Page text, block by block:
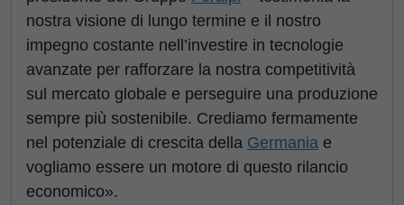
nostra visione di lungo termine e il nostro
impegno costante nell’investire in tecnologie
avanzate per rafforzare la nostra competitività
sul mercato globale e perseguire una produzione
sempre più sostenibile. Crediamo fermamente
nel potenziale di crescita della Germania e
vogliamo essere un motore di questo rilancio
economico».